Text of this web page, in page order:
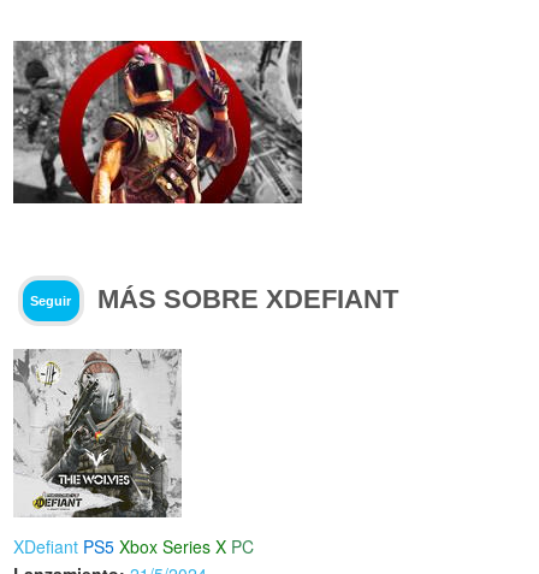
Seguir MÁS SOBRE XDEFIANT
XDefiant PS5 Xbox Series X PC